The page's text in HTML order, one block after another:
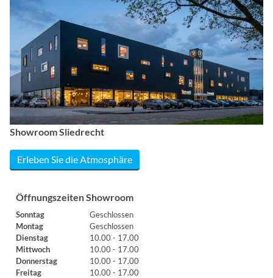
Showroom Sliedrecht
Erleben Sie die Atmosphäre
Öffnungszeiten Showroom
Sonntag
Geschlossen
Montag
Geschlossen
Dienstag
10.00 - 17.00
Mittwoch
10.00 - 17.00
Donnerstag
10.00 - 17.00
Freitag
10.00 - 17.00